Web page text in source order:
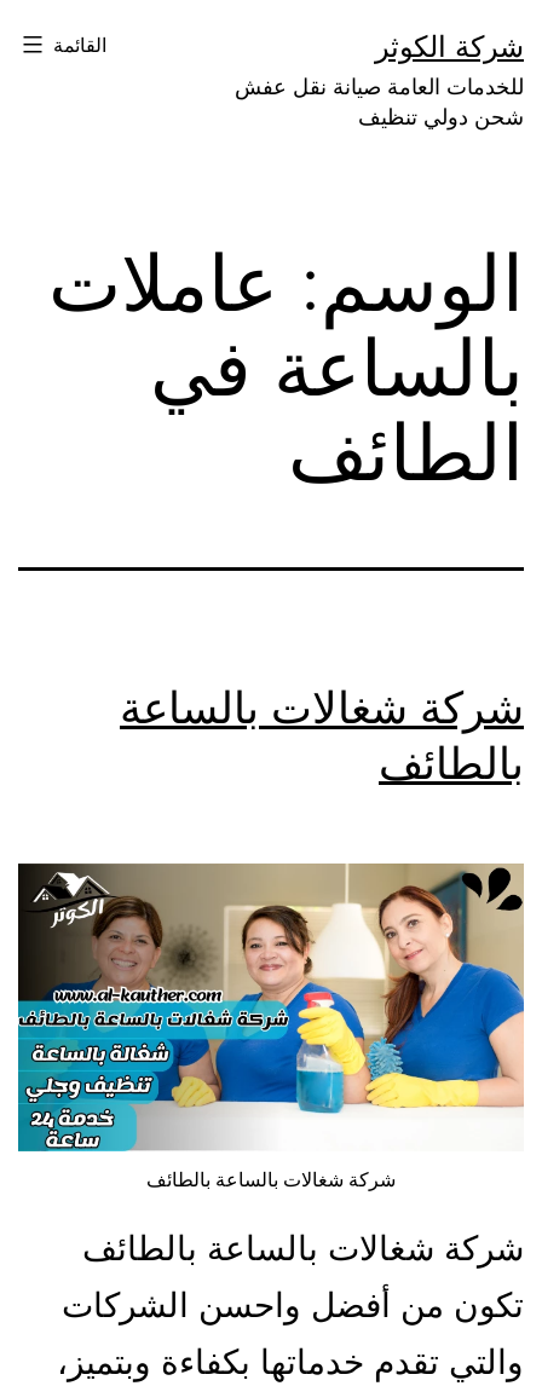
إلى
المحتوى
شركة الكوثر
للخدمات العامة صيانة نقل عفش
شحن دولي تنظيف
القائمة
الوسم: عاملات
بالساعة في
الطائف
شركة شغالات بالساعة
بالطائف
شركة شغالات بالساعة بالطائف
شركة شغالات بالساعة بالطائف
تكون من أفضل واحسن الشركات
والتي تقدم خدماتها بكفاءة وبتميز،